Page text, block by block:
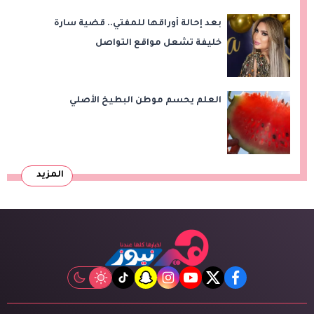
بعد إحالة أوراقها للمفتي.. قضية سارة
خليفة تشعل مواقع التواصل
العلم يحسم موطن البطيخ الأصلي
المزيد
facebook
twitter
youtube
instagram
snapchat
tiktok